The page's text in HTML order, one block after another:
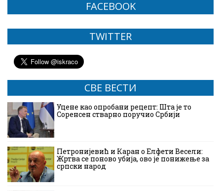
FACEBOOK
TWITTER
СВЕ ВЕСТИ
Уцене као опробани рецепт: Шта је то
Соренсен стварно поручио Србији
Петронијевић и Каран о Елфети Весели:
Жртва се поново убија, ово је понижење за
српски народ